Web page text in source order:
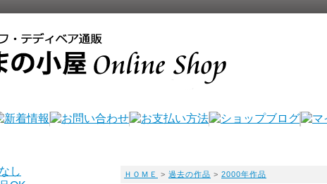
ＨＯＭＥ > 過去の作品 > 2000年作品